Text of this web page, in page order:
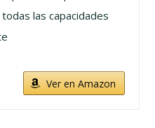
las capacidades
Ver en Amazon